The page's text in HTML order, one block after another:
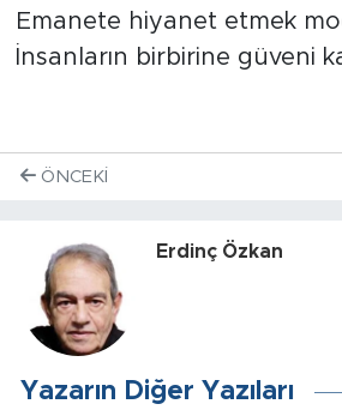
Emanete hiyanet etmek
İnsanların birbirine güveni
ÖNCEKI
Erdinç Özkan
Yazarın Diğer Yazıları